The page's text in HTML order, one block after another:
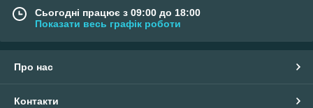
Сьогодні працює з 09:00 до 18:00
Показати весь графік роботи
Про нас
Контакти